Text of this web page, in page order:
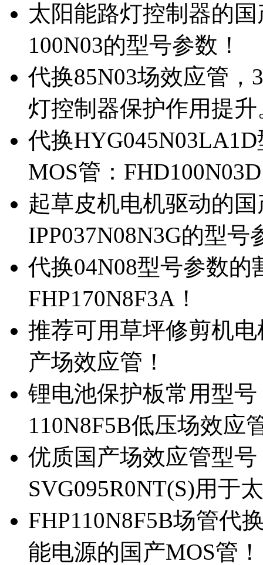
太阳能路灯控制器的
100N03的型号参数！
代换85N03场效应管
灯控制器保护作用提升
代换
MOS管：
起草皮机电机驱动的
IPP037N08N3G的型号
代换04N08型号参数
FHP170N8F3A！
推荐可用草坪修剪机电
产场效应管！
锂电池保护板常用型号
110N8F5B低压场效应
优质国产场效应管型
SVG095R0NT(S)用于
FHP110N8F5B场管代
能电源的国产MOS管！